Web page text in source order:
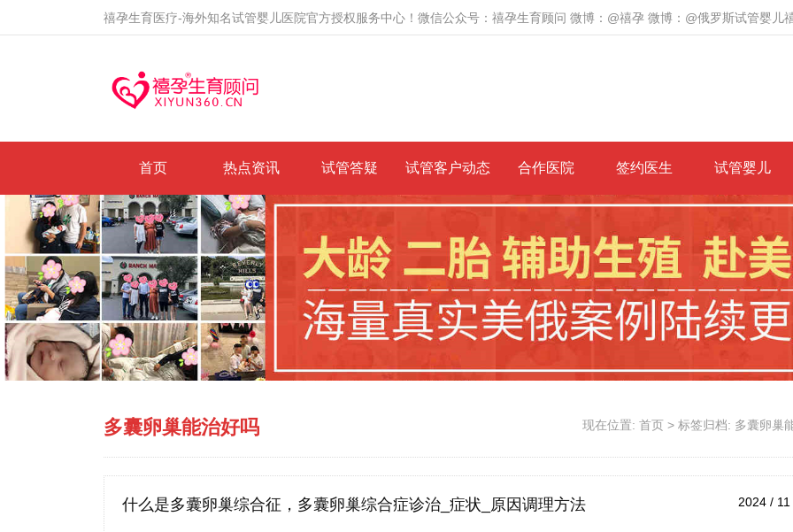
禧孕生育医疗-海外知名试管婴儿医院官方授权服务中心！微信公众号：禧孕生育顾问 微博：@禧孕 微博：@俄罗斯试管婴儿
首页 热点资讯 试管答疑 试管客户动态 合作医院 签约医生 试管婴儿
多囊卵巢能治好吗 现在位置: 首页 > 标签归档: 多囊卵巢
什么是多囊卵巢综合征，多囊卵巢综合症诊治_症状_原因调理方法 2024 /